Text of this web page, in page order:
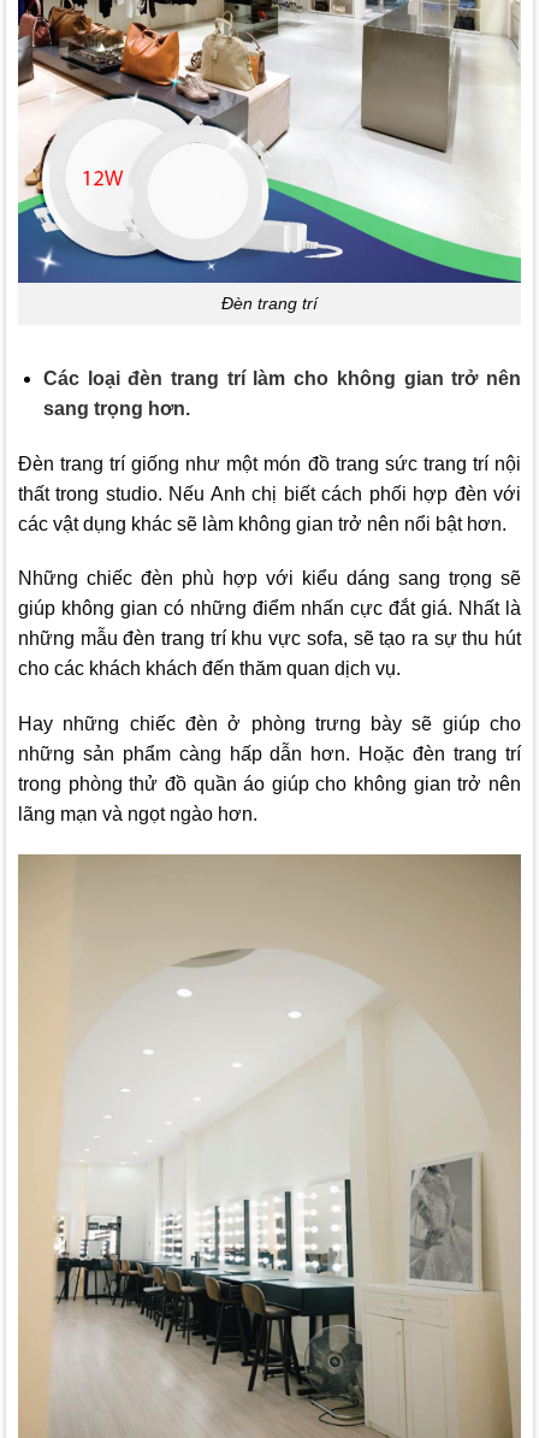
Đèn trang trí
Các loại đèn trang trí làm cho không gian trở nên
sang trọng hơn.
Đèn trang trí giống như một món đồ trang sức trang trí nội
thất trong studio. Nếu Anh chị biết cách phối hợp đèn với
các vật dụng khác sẽ làm không gian trở nên nổi bật hơn.
Những chiếc đèn phù hợp với kiểu dáng sang trọng sẽ
giúp không gian có những điểm nhấn cực đắt giá. Nhất là
những mẫu đèn trang trí khu vực sofa, sẽ tạo ra sự thu hút
cho các khách khách đến thăm quan dịch vụ.
Hay những chiếc đèn ở phòng trưng bày sẽ giúp cho
những sản phẩm càng hấp dẫn hơn. Hoặc đèn trang trí
trong phòng thử đồ quần áo giúp cho không gian trở nên
lãng mạn và ngọt ngào hơn.